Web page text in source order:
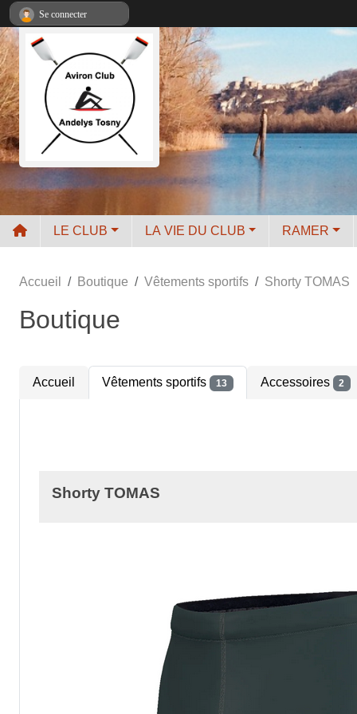
LE CLUB LA VIE DU CLUB RAMER
Accueil Boutique Vêtements sportifs Shorty TOMAS
Boutique
Accueil Vêtements sportifs 13 Accessoires 2
Shorty TOMAS
Se connecter
Panneau de gestion des cookies